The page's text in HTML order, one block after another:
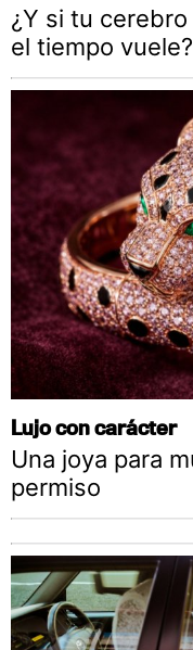
¿Y si tu
el tiempo vuele?
Lujo con carácter
Una joya para
permiso